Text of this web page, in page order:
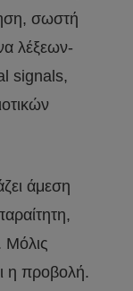
σωστή
λέξεων-
signals,
άμεση
Μόλις
η προβολή.